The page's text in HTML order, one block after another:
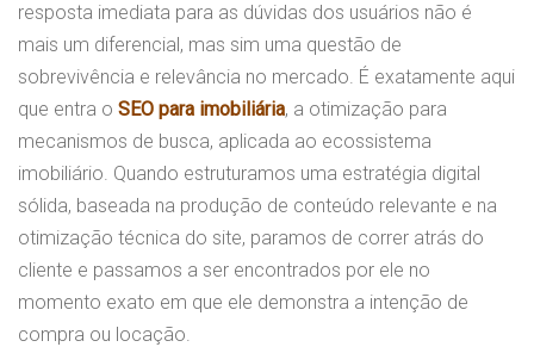
resposta imediata para as dúvidas dos usuários não é
mais um diferencial, mas sim uma questão de
sobrevivência e relevância no mercado. É exatamente aqui
que entra o SEO para imobiliária, a otimização para
mecanismos de busca, aplicada ao ecossistema
imobiliário. Quando estruturamos uma estratégia digital
sólida, baseada na produção de conteúdo relevante e na
otimização técnica do site, paramos de correr atrás do
cliente e passamos a ser encontrados por ele no
momento exato em que ele demonstra a intenção de
compra ou locação.